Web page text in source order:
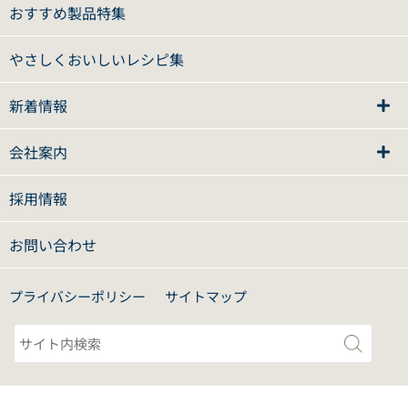
おすすめ製品特集
やさしくおいしいレシピ集
新着情報
会社案内
採用情報
お問い合わせ
プライバシーポリシー サイトマップ